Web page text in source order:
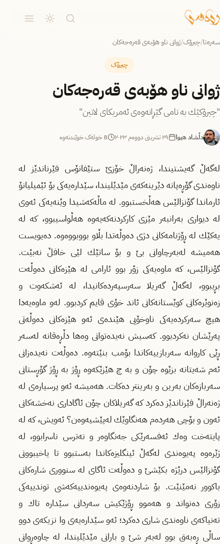
سەرەتا/چیرۆک/ژوانی ناو هۆبەی قەرەجەكان
چیرۆک
ژوانی ناو هۆبەی قەرەجەكان
"چیرۆكێك بە تامی گێڕانەوەی ئەمریكای لاتین"
دڵشاد هیوا ٢٩ تشرینی دووەم ٢٠٢٣ 8 خولەک خوێندنەوە
لەگەڵ گەیشتیندا، ژەنەراڵ خۆزێ ستێفانۆس فێرناندێز لە
ناوەندی گۆڕەپانە دێرینەكەی مێدێلیندا، سێدارەیەكی بۆ ئێمیلیانۆ
ئارماندا گۆنزالێس هەڵخستبوو. لە ماڵەكەشیدا وێنەیەكی ئەوی
لە دیواری بەرانبەر مێزی كاركردنەكەیەوە هەڵواسیبوو، كە لە
یەكێك لە ڕۆژنامەكانی دژی دەوڵەتدا بڵاو بووبووەوە. دەیویست
هەمیشە لەبەرچاوانی بێ و بۆ ساتێك لێی خافڵ نەبێت.
گۆنزالێس، كە ماوەیەكی زۆر بوو ئارامی لە هێزەكانی دەوڵەت
بڕیبوو، لەگەڵ گەریلا سەرسپەردەكانیدا، لە ئەشكەوت و
زەنوێرەكانی كوێستانەكانی ئاند خۆی قایم كردبوو. لەو ماوەیەدا
هیچ سەركردەیەكی ناوخۆیی هێندەی ئەو هێزەكانی دەوڵەتی
پەرێشان نەكردبوو. كەسیش نەیدەتوانی وەها دڵڕەقانە لەسەر
ڕێی كاروانە سەربازییەكاندا بۆمب بنێتەوە. دەوڵەت نەیدەزانی
ئەم شەیتانە بزێوە چۆن و بە چ هێزێكەوە ڕۆژ بە ڕۆژ گۆڕستانی
سەربازەكان بەرین و بەرینتر دەكات. هەمیشە ئەو پرسیارەی لە
ژەنەراڵ فێرناندێز دەكرد كە گەریلاكان چۆن ئاگاداری نەخشەكانی
ئەون و بۆچی هەردەم هەنگاوێك لەپێشیەوەن؟ ئەویش، كە لە
پایتەخت وەك ئەفسەرێكی جەنگاوەر و نەترس ناسرابوو، لە
ژێرەوە پەیوەندی لەگەڵ ئینگلیزەكاندا بەستبوو تا یاخیبوونی
گۆنزالێس درێژە بكێشێ و دەوڵەت ئاگای لە سنووری شارەكانی
باكوور نەمێنێت. بۆ شاردنەوەی پەیوەندییەكەشی توندییەكی
زۆری دەنواند و هەموو ڕۆژێكیش سەردانی سێدارە تاك و
تەنیاكەی ناوەندی شاری دەكرد؛ ئەو سێدارەیەی وا نزیكەی دوو
ساڵی ڕەبەق بوو لەبەر شێ و بارانی مێدێلیندا، لە چاوەڕوانی